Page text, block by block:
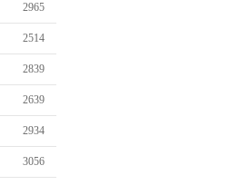
2965
2514
2839
2639
2934
3056